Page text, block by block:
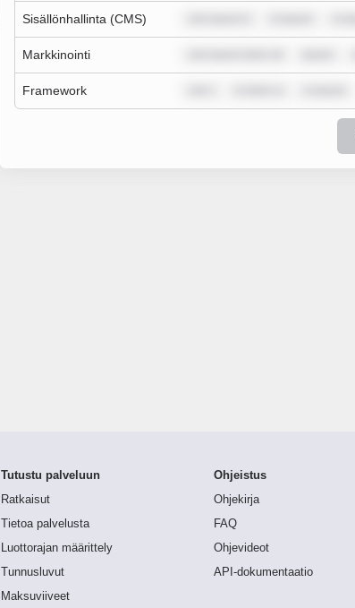
Sisällönhallinta (CMS)
Markkinointi
Framework
Tutustu palveluun
Ratkaisut
Tietoa palvelusta
Luottorajan määrittely
Tunnusluvut
Maksuviiveet
Ohjeistus
Ohjekirja
FAQ
Ohjevideot
API-dokumentaatio